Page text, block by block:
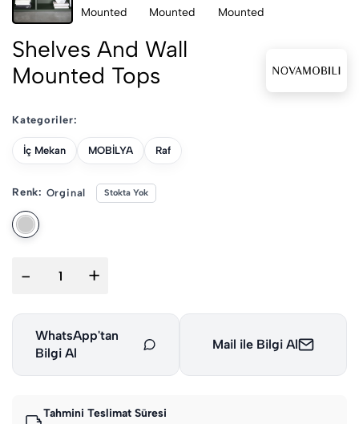
Shelves And Wall
Mounted Tops
Kategoriler:
İç Mekan MOBİLYA Raf
Renk: Orginal Stokta Yok
- +
WhatsApp'tan
Bilgi Al
Mail ile Bilgi Al
Tahmini Teslimat Süresi